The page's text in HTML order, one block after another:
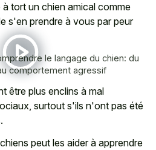
tort un chien amical comme
s'en prendre à vous par peur
le langage du chien: du
comportement agressif
être plus enclins à mal
surtout s'ils n'ont pas été
peut les aider à apprendre